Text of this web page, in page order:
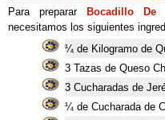
Para preparar
Bocadillo De
necesitamos los siguientes
¼ de Kilogramo de
3 Tazas de Queso
3 Cucharadas de
¼ de Cucharada de